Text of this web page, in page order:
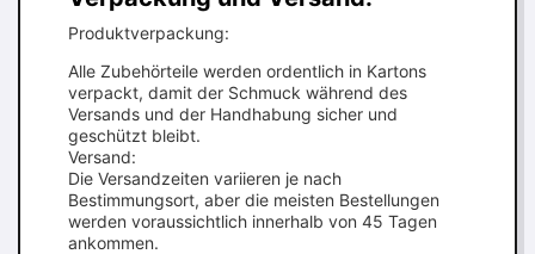
Produktverpackung:
Alle Zubehörteile werden ordentlich in Kartons
verpackt, damit der Schmuck während des
Versands und der Handhabung sicher und
geschützt bleibt.
Versand:
Die Versandzeiten variieren je nach
Bestimmungsort, aber die meisten Bestellungen
werden voraussichtlich innerhalb von 45 Tagen
ankommen.